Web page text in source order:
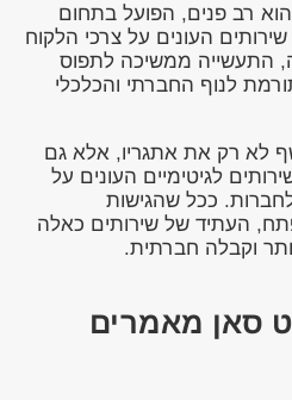
הוא רב פנים, הפועל בתחום
העונים על צרכי הלקוח
התעשייה ממשיכה לתפוס
לנוף החברתי והכלכלי
לא רק את אתגריו, אלא גם
לגיטימיים העונים על
ככל שהגישות
העתיד של שירותים כאלה
וקבלה חברתית.
סאן מאמרים